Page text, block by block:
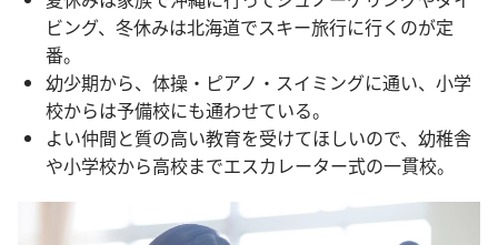
ビング、冬休みは北海道でスキー旅行に行くのが定
番。
幼少期から、体操・ピアノ・スイミングに通い、小学
校からは予備校にも通わせている。
よい仲間と質の高い教育を受けてほしいので、幼稚舎
や小学校から高校までエスカレーター式の一貫校。